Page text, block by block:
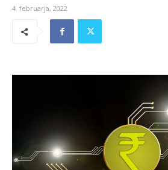
4. februarja, 2022